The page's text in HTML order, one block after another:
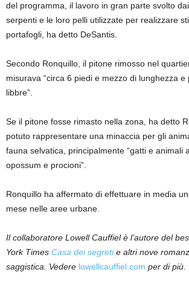
del programma, il lavoro in gran parte svolto
serpenti e le loro pelli utilizzate per realizzare
portafogli, ha detto DeSantis.
Secondo Ronquillo, il pitone rimosso nel
misurava “circa 6 piedi e mezzo di lunghezza e
libbre”.
Se il pitone fosse rimasto nella zona, ha detto
potuto rappresentare una minaccia per gli
fauna selvatica, principalmente “gatti e animali
opossum e procioni”.
Ronquillo ha affermato di effettuare in media
mese nelle aree urbane.
Il collaboratore Lowell Cauffiel è l’autore del
York Times Casa dei segretie altri nove
saggistica. Vedere lowellcauffiel.com per di più.